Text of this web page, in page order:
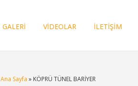
GALERİ VİDEOLAR İLETİŞİM
Ana Sayfa » KÖPRÜ TÜNEL BARİYER